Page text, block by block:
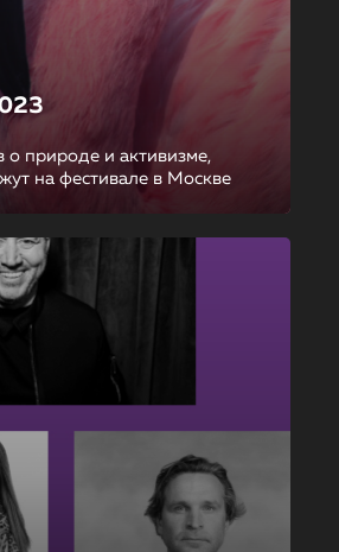
природе и активизме,
на фестивале в Москве